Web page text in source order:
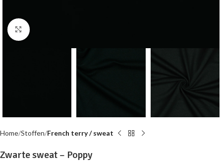
Click to enlarge
Home Stoffen French terry / sweat
Zwarte sweat – Poppy